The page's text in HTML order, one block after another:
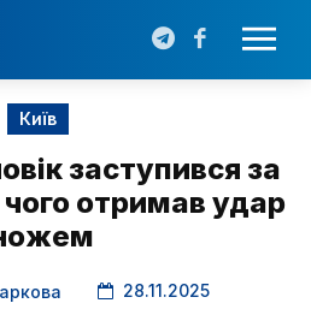
Київ
заступився за
чого отримав удар
28.11.2025